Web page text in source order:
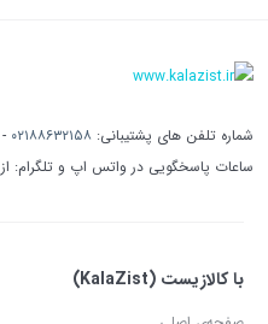
شماره تلفن های پشتیبانی: ۰۲۱۸۸۶۳۲۱۵۸ -
ساعات پاسخگویی در واتس اپ و تلگرام: از 9 صبح الی 5 عصر
با کالازیست (KalaZist)